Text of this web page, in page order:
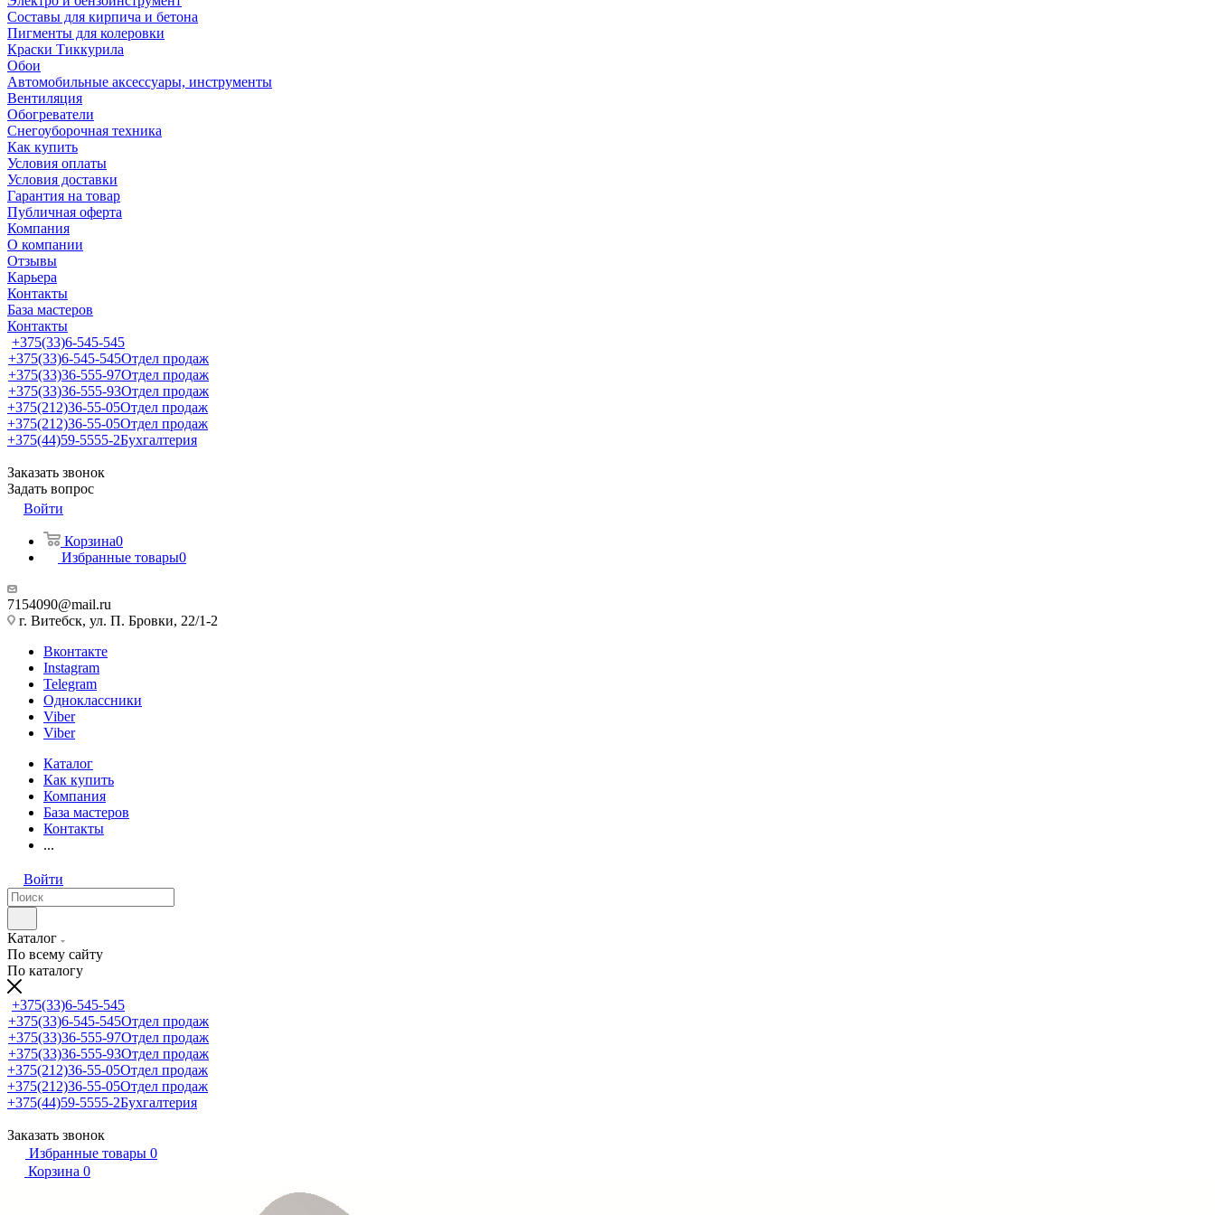
Составы для кирпича и бетона
Пигменты для колеровки
Краски Тиккурила
Обои
Автомобильные аксессуары, инструменты
Вентиляция
Обогреватели
Снегоуборочная техника
Как купить
Условия оплаты
Условия доставки
Гарантия на товар
Публичная оферта
Компания
О компании
Отзывы
Карьера
Контакты
База мастеров
Контакты
+375(33)6-545-545
+375(33)6-545-545Отдел продаж
+375(33)36-555-97Отдел продаж
+375(33)36-555-93Отдел продаж
+375(212)36-55-05Отдел продаж
+375(212)36-55-05Отдел продаж
+375(44)59-5555-2Бухгалтерия
Заказать звонок
Задать вопрос
Войти
Корзина0
Избранные товары0
7154090@mail.ru
г. Витебск, ул. П. Бровки, 22/1-2
Вконтакте
Instagram
Telegram
Одноклассники
Viber
Viber
Каталог
Как купить
Компания
База мастеров
Контакты
...
Войти
Каталог
По всему сайту
По каталогу
+375(33)6-545-545
+375(33)6-545-545Отдел продаж
+375(33)36-555-97Отдел продаж
+375(33)36-555-93Отдел продаж
+375(212)36-55-05Отдел продаж
+375(212)36-55-05Отдел продаж
+375(44)59-5555-2Бухгалтерия
Заказать звонок
Избранные товары 0
Корзина 0